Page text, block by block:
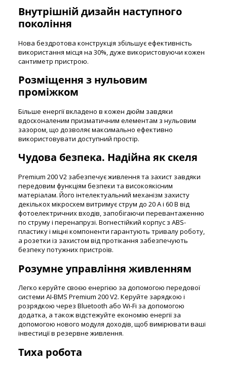
Внутрішній дизайн наступного
покоління
Нова бездротова конструкція збільшує ефективність
використання місця на 30%, дуже використовуючи кожен
сантиметр пристрою.
Розміщення з нульовим
проміжком
Більше енергії вкладено в кожен дюйм завдяки
вдосконаленим призматичним елементам з нульовим
зазором, що дозволяє максимально ефективно
використовувати доступний простір.
Чудова безпека. Надійна як скеля
Premium 200 V2 забезпечує живлення та захист завдяки
передовим функціям безпеки та високоякісним
матеріалам. Його інтелектуальний механізм захисту
декількох мікросхем витримує струм до 20 А і 60 В від
фотоелектричних входів, запобігаючи перевантаженню
по струму і перенапрузі. Вогнестійкий корпус з ABS-
пластику і міцні компоненти гарантують тривалу роботу,
а розетки із захистом від протікання забезпечують
безпеку потужних пристроїв.
Розумне управління живленням
Легко керуйте своєю енергією за допомогою передової
системи AI-BMS Premium 200 V2. Керуйте зарядкою і
розрядкою через Bluetooth або Wi-Fi за допомогою
додатка, а також відстежуйте економію енергії за
допомогою нового модуля доходів, щоб вимірювати ваші
інвестиції в резервне живлення.
Тиха робота